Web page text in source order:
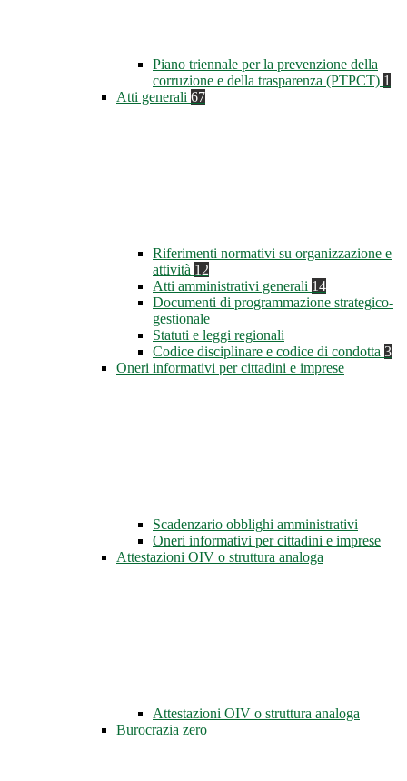
Piano triennale per la prevenzione della
corruzione e della trasparenza (PTPCT) 1
Atti generali 67
Riferimenti normativi su organizzazione e
attività 12
Atti amministrativi generali 14
Documenti di programmazione strategico-
gestionale
Statuti e leggi regionali
Codice disciplinare e codice di condotta 3
Oneri informativi per cittadini e imprese
Scadenzario obblighi amministrativi
Oneri informativi per cittadini e imprese
Attestazioni OIV o struttura analoga
Attestazioni OIV o struttura analoga
Burocrazia zero